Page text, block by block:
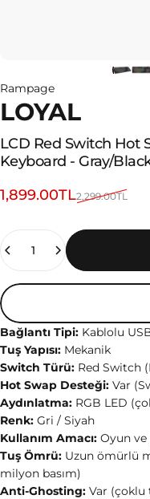
Rampage
LOYAL
LCD Red Switch Hot
Keyboard - Gray/
Sale price
1,899.00TL
Regular price2,299.00TL
Bağlantı Tipi: Kablolu
Tuş Yapısı: Mekanik
Switch Türü: Red Switch
Hot Swap Desteği: Var
Aydınlatma: RGB LED
Renk: Gri / Siyah
Kullanım Amacı: Oyun
Tuş Ömrü: Uzun ömürlü
milyon basım)
Anti-Ghosting: Var (çoklu